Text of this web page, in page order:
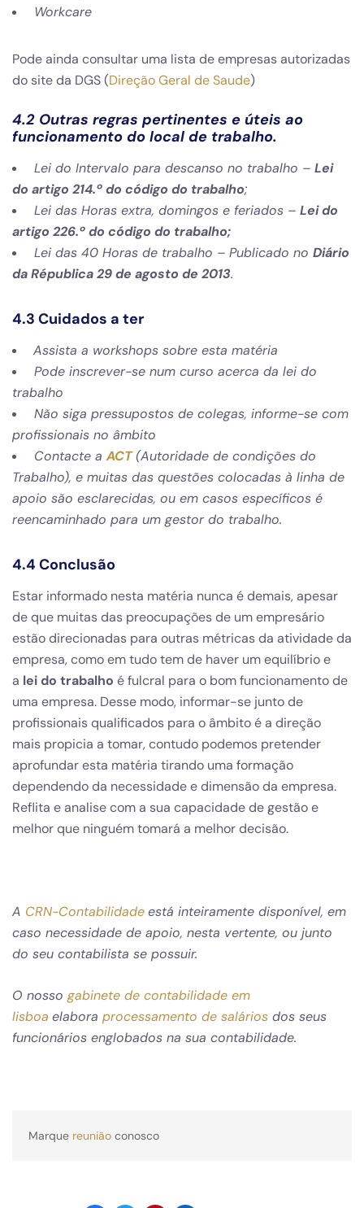
Workcare
Pode ainda consultar uma lista de empresas autorizadas
do site da DGS (Direção Geral de Saude)
4.2 Outras regras pertinentes e úteis ao
funcionamento do local de trabalho.
Lei do Intervalo para descanso no trabalho – Lei
do artigo 214.º do código do trabalho;
Lei das Horas extra, domingos e feriados – Lei do
artigo 226.º do código do trabalho;
Lei das 40 Horas de trabalho – Publicado no Diário
da Républica 29 de agosto de 2013.
4.3 Cuidados a ter
Assista a workshops sobre esta matéria
Pode inscrever-se num curso acerca da lei do
trabalho
Não siga pressupostos de colegas, informe-se com
profissionais no âmbito
Contacte a ACT (Autoridade de condições do
Trabalho), e muitas das questões colocadas à linha de
apoio são esclarecidas, ou em casos específicos é
reencaminhado para um gestor do trabalho.
4.4 Conclusão
Estar informado nesta matéria nunca é demais, apesar
de que muitas das preocupações de um empresário
estão direcionadas para outras métricas da atividade da
empresa, como em tudo tem de haver um equilíbrio e
a lei do trabalho é fulcral para o bom funcionamento de
uma empresa. Desse modo, informar-se junto de
profissionais qualificados para o âmbito é a direção
mais propicia a tomar, contudo podemos pretender
aprofundar esta matéria tirando uma formação
dependendo da necessidade e dimensão da empresa.
Reflita e analise com a sua capacidade de gestão e
melhor que ninguém tomará a melhor decisão.
A CRN-Contabilidadeestá inteiramente disponível, em
caso necessidade de apoio, nesta vertente, ou junto
do seu contabilista se possuir.
O nosso gabinete de contabilidade em
lisboa elabora processamento de salários dos seus
funcionários englobados na sua contabilidade.
Marque reunião conosco